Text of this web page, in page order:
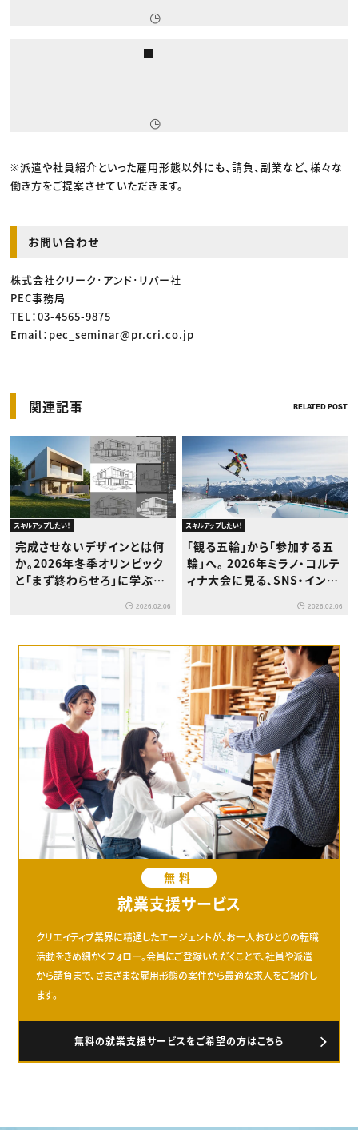
※派遣や社員紹介といった雇用形態以外にも、請負、副業など、様々な
働き方をご提案させていただきます。
お問い合わせ
株式会社クリーク･アンド･リバー社
PEC事務局
TEL：03-4565-9875
Email：pec_seminar@pr.cri.co.jp
関連記事 RELATED POST
スキルアップしたい！
完成させないデザインとは何
か。2026年冬季オリンピック
と「まず終わらせろ」に学ぶ、
2026.02.06
スキルアップしたい！
「観る五輪」から「参加する五
輪」へ。 2026年ミラノ・コルテ
ィナ大会に見る、SNS・インフ
2026.02.06
無料
就業支援サービス
クリエイティブ業界に精通したエージェントが、お一人おひとりの転職
活動をきめ細かくフォロー。会員にご登録いただくことで、社員や派遣
から請負まで、さまざまな雇用形態の案件から最適な求人をご紹介し
ます。
無料の就業支援サービスをご希望の方はこちら